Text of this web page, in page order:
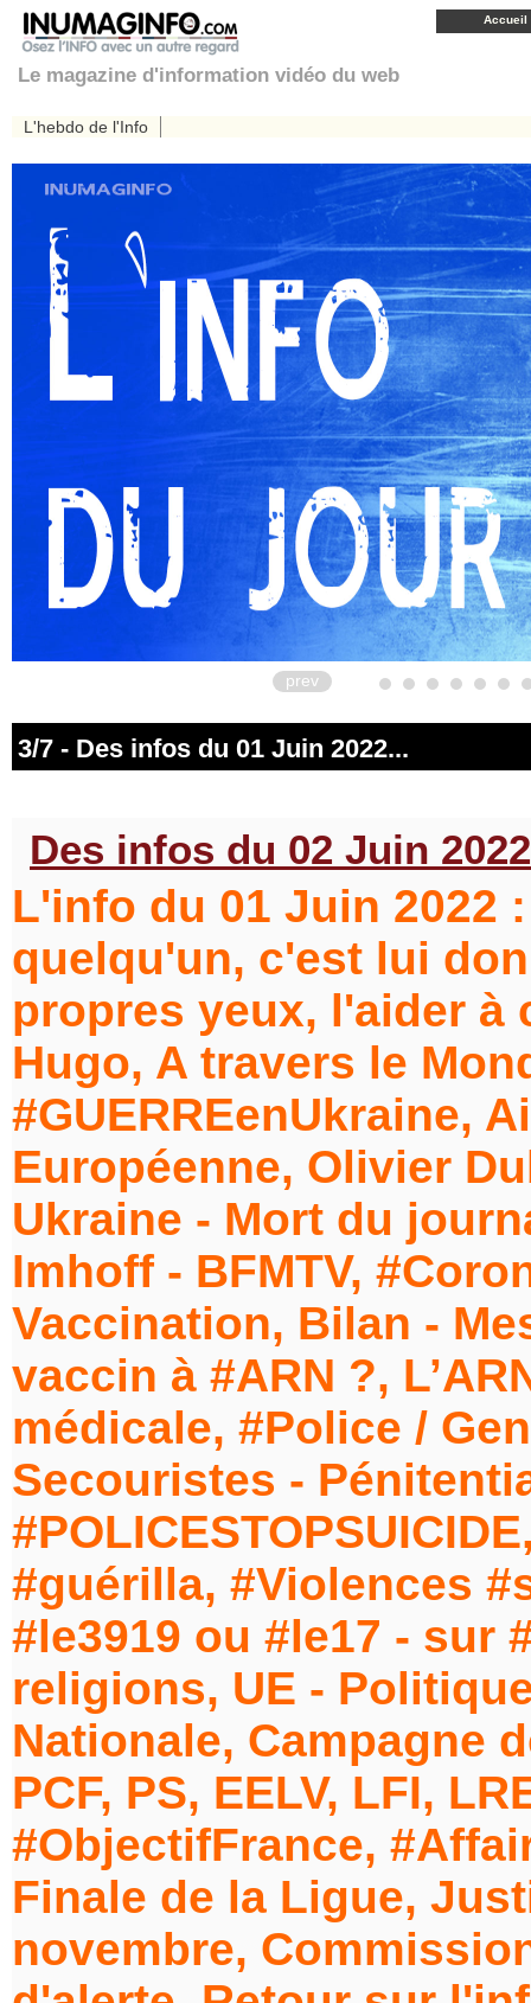
Accueil
Le magazine d'information vidéo du web
L'hebdo de l'Info
prev
3/7 - Des infos du 01 Juin 2022...
Des infos du 02 Juin
L'info du 01 Juin 2022
quelqu'un, c'est lui
propres yeux, l'aider à
Hugo, A travers le
#GUERREenUkraine,
Européenne, Olivier
Ukraine - Mort du
Imhoff - BFMTV,
Vaccination, Bilan -
vaccin à #ARN ?,
médicale, #Police /
Secouristes -
#guérilla, #Violences
#le3919 ou #le17 - sur
religions, UE -
Nationale, Campagne
PCF, PS, EELV, LFI,
#ObjectifFrance,
Finale de la Ligue,
novembre,